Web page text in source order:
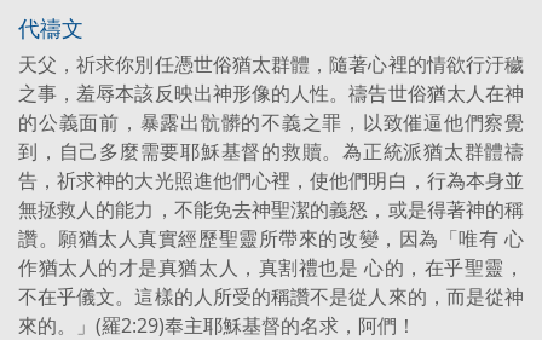
代禱文
天父，祈求你別任憑世俗猶太群體，隨著心裡的情欲行汙穢
之事，羞辱本該反映出神形像的人性。禱告世俗猶太人在神
的公義面前，暴露出骯髒的不義之罪，以致催逼他們察覺
到，自己多麼需要耶穌基督的救贖。為正統派猶太群體禱
告，祈求神的大光照進他們心裡，使他們明白，行為本身並
無拯救人的能力，不能免去神聖潔的義怒，或是得著神的稱
讚。願猶太人真實經歷聖靈所帶來的改變，因為「唯有 心
作猶太人的才是真猶太人，真割禮也是 心的，在乎聖靈，
不在乎儀文。這樣的人所受的稱讚不是從人來的，而是從神
來的。」(羅2:29)奉主耶穌基督的名求，阿們！